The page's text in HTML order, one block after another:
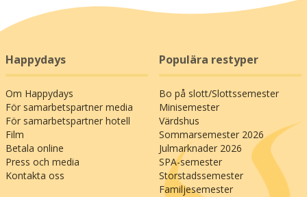
Happydays
Om Happydays
För samarbetspartner media
För samarbetspartner hotell
Film
Betala online
Press och media
Kontakta oss
Populära restyper
Bo på slott/Slottssemester
Minisemester
Värdshus
Sommarsemester 2026
Julmarknader 2026
SPA-semester
Storstadssemester
Familjesemester